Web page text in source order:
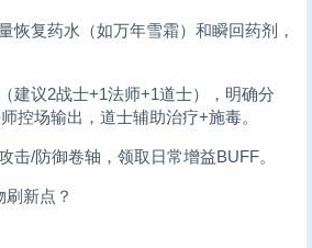
恢复药水（如万年雪霜）和瞬回药剂，
建议2战士+1法师+1道士），明确分
控场输出，道士辅助治疗+施毒。
击/防御卷轴，领取日常增益BUFF。
新点？